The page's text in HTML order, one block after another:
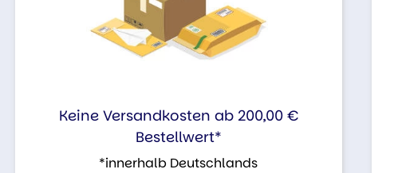
Keine Versandkosten ab 200,00 €
Bestellwert*
*innerhalb Deutschlands